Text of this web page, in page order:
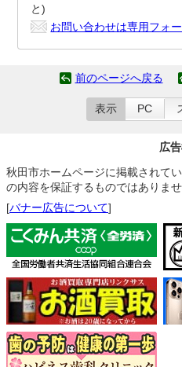
と)
お問い合わせは専用フォ
前のページへ戻る
表示 PC
広
秋田市ホームページに掲載されて
の内容を保証するものではありませ
[バナー広告について]